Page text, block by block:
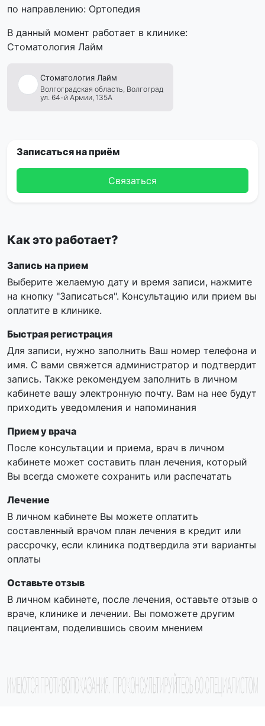
по направлению: Ортопедия
В данный момент работает в клинике:
Стоматология Лайм
Стоматология Лайм
Волгоградская область, Волгоград
ул. 64-й Армии, 135А
Записаться на приём
Связаться
Как это работает?
Запись на прием
Выберите желаемую дату и время записи, нажмите
на кнопку "Записаться". Консультацию или прием вы
оплатите в клинике.
Быстрая регистрация
Для записи, нужно заполнить Ваш номер телефона и
имя. С вами свяжется администратор и подтвердит
запись. Также рекомендуем заполнить в личном
кабинете вашу электронную почту. Вам на нее будут
приходить уведомления и напоминания
Прием у врача
После консультации и приема, врач в личном
кабинете может составить план лечения, который
Вы всегда сможете сохранить или распечатать
Лечение
В личном кабинете Вы можете оплатить
составленный врачом план лечения в кредит или
рассрочку, если клиника подтвердила эти варианты
оплаты
Оставьте отзыв
В личном кабинете, после лечения, оставьте отзыв о
враче, клинике и лечении. Вы поможете другим
пациентам, поделившись своим мнением